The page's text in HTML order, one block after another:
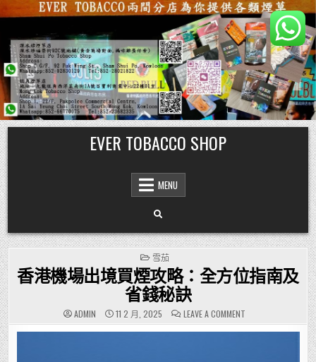
Skip
to
content
EVER TOBACCO SHOP
MENU
POSTED
IN
雪茄
香港機場出境買煙攻略：全方位指南及
省錢秘訣
ADMIN 11 2 月, 2025 LEAVE A COMMENT
香
港